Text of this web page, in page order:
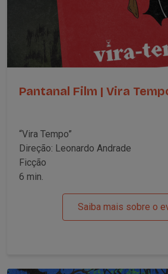
Pantanal Film | Vira
“Vira Tempo”
Direção: Leonardo Andrade
Ficção
6 min.
Saiba mais sobre o